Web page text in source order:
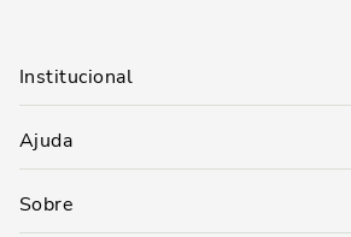
Institucional
Ajuda
Sobre